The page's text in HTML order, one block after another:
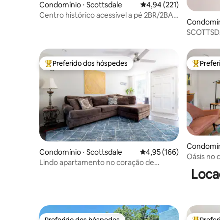
Condomínio ⋅ Scottsdale 4,94 de uma avaliação
4,94 (221)
Centro histórico acessível a pé 2BR/2BA à
Entre os melhores preferidos dos hóspedes
Preferido dos hóspedes
Condomínio ⋅ Scottsdale 4,95 de uma avaliação
4,95 (166)
Lindo apartamento no coração de
Entre
Oásis no